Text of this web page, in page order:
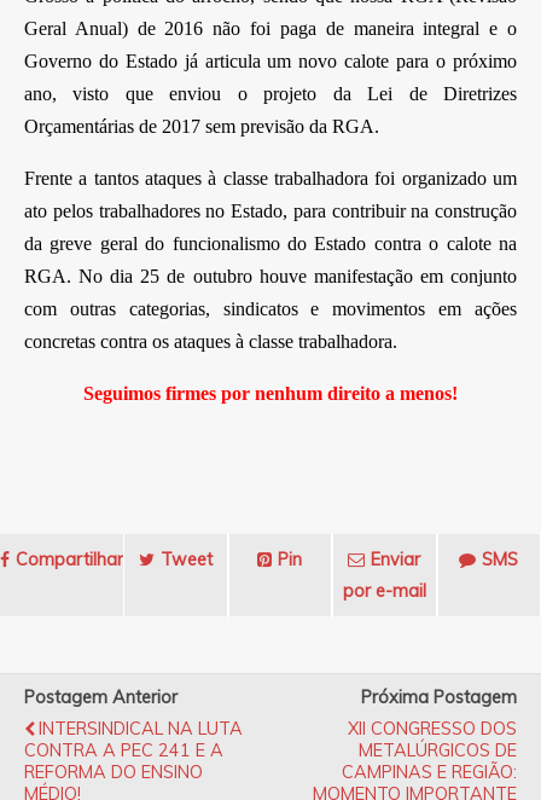
Geral Anual) de 2016 não foi paga de maneira integral e o
Governo do Estado já articula um novo calote para o próximo
ano, visto que enviou o projeto da Lei de Diretrizes
Orçamentárias de 2017 sem previsão da RGA.
Frente a tantos ataques à classe trabalhadora foi organizado um
ato pelos trabalhadores no Estado, para contribuir na construção
da greve geral do funcionalismo do Estado contra o calote na
RGA. No dia 25 de outubro houve manifestação em conjunto
com outras categorias, sindicatos e movimentos em ações
concretas contra os ataques à classe trabalhadora.
Seguimos firmes por nenhum direito a menos!
Compartilhar Tweet Pin
Enviar
por e-mail
SMS
Postagem Anterior
INTERSINDICAL NA LUTA
CONTRA A PEC 241 E A
REFORMA DO ENSINO
MÉDIO!
Próxima Postagem
XII CONGRESSO DOS
METALÚRGICOS DE
CAMPINAS E REGIÃO:
MOMENTO IMPORTANTE